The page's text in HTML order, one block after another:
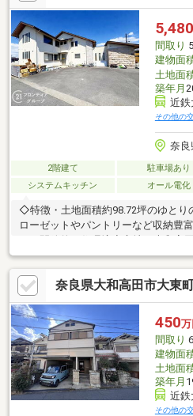
5,480
間取り
建物面
土地面
築年月
近鉄
その他の
奈良
2階建て 駐車場あり
システムキッチン
オール電化
◇特徴・土地面積約98.72坪のゆとり
ローゼットやパントリーなど収納豊
17分・大和高田市立高田西中学校
れる理由◆◇１．お金の扱い方のプ
ナーが資金計画をサポート！２．買
却専門チームあり！３．たくさんの
も低金利になるように審査が可能！
っているため、より多くの知見がご
ください！
奈良県大和高田市大東
450万
間取り
建物面
土地面
築年月
近鉄
その他の